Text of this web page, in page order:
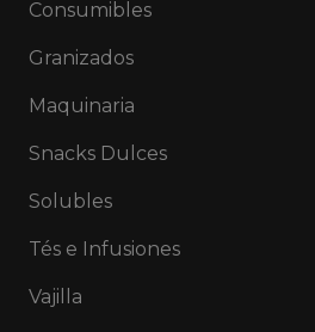
Consumibles
Granizados
Maquinaria
Snacks Dulces
Solubles
Tés e Infusiones
Vajilla